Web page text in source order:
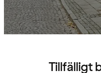
Tillfälligt